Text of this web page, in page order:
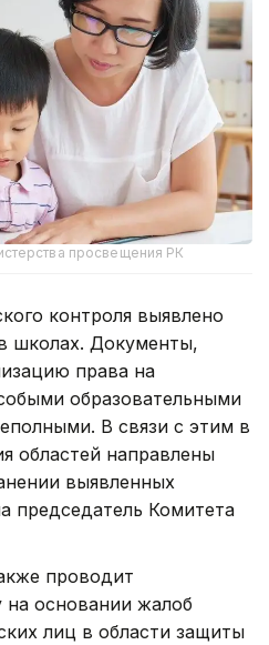
просвещения РК
контроля выявлено
школах. Документы,
права на
образовательными
В связи с этим в
областей направлены
выявленных
председатель Комитета
проводит
основании жалоб
лиц в области защиты